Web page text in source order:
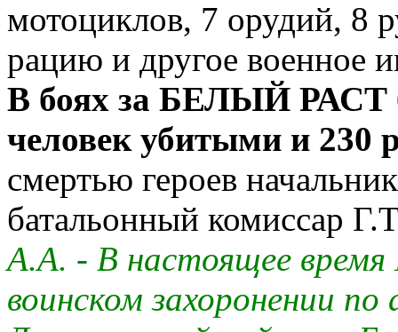
мотоциклов, 7 орудий, 8
рацию и другое военное
В боях за БЕЛЫЙ РАСТ
человек убитыми и 230
смертью героев
батальонный комиссар
А.А. - В настоящее
воинском захоронении